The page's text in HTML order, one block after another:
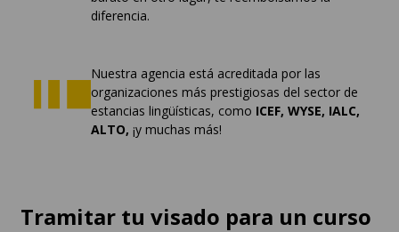
diferencia.
Nuestra agencia está acreditada por las
organizaciones más prestigiosas del sector de
estancias lingüísticas, como ICEF, WYSE, IALC,
ALTO, ¡y muchas más!
Tramitar tu visado para un curso